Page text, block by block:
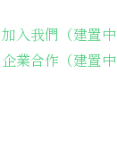
加入我們（建置中
企業合作（建置中